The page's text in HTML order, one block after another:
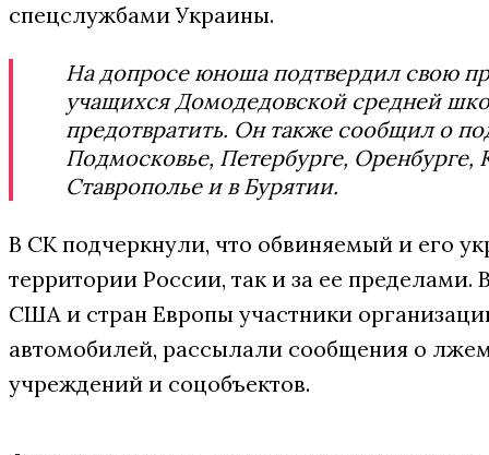
спецслужбами Украины.
На допросе юноша подтвердил свою
учащихся Домодедовской средней
предотвратить. Он также сообщил о
Подмосковье, Петербурге, Оренбурге,
Ставрополье и в Бурятии.
В СК подчеркнули, что обвиняемый и его
территории России, так и за ее пределами.
США и стран Европы участники
автомобилей, рассылали сообщения о
учреждений и соцобъектов.